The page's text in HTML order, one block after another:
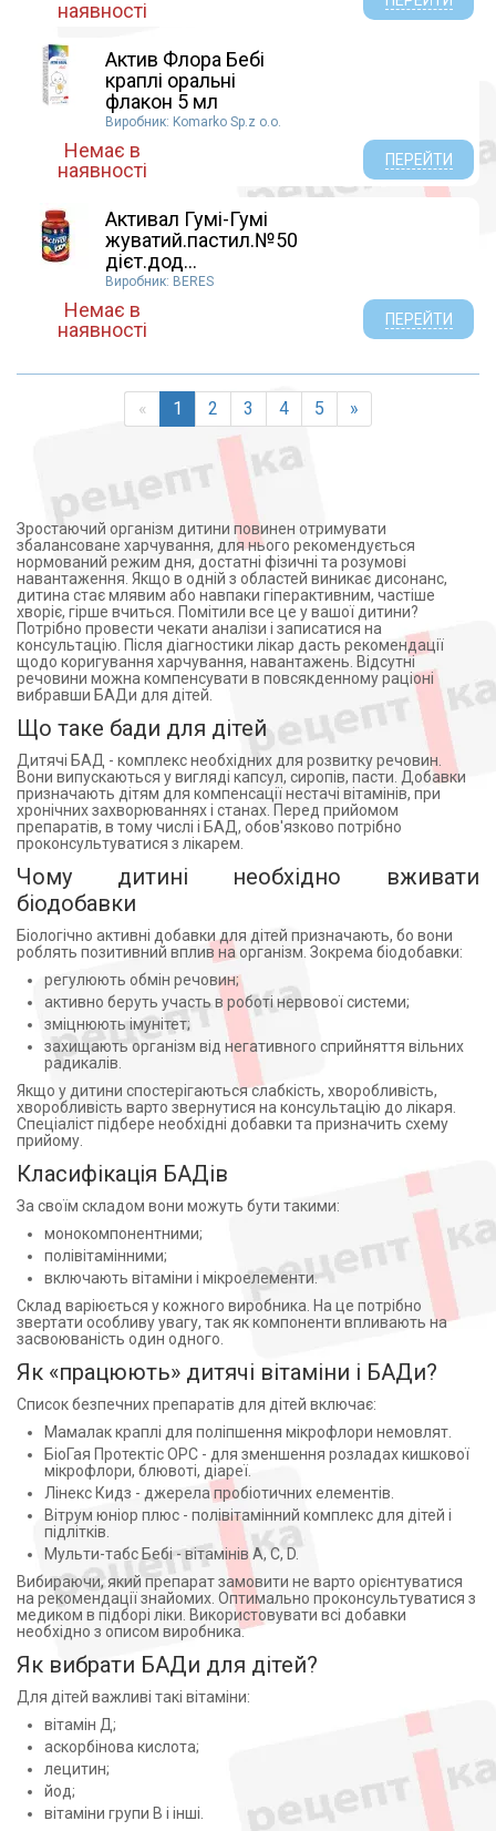
наявності
Актив Флора Бебі
краплі оральні
флакон 5 мл
Виробник: Komarko Sp.z o.o.
Немає в
наявності
ПЕРЕЙТИ
Активал Гумі-Гумі
жуватий.пастил.№50
дієт.дод...
Виробник: BERES
Немає в
наявності
ПЕРЕЙТИ
« 1 2 3 4 5 »
Зростаючий організм дитини повинен отримувати
збалансоване харчування, для нього рекомендується
нормований режим дня, достатні фізичні та розумові
навантаження. Якщо в одній з областей виникає дисонанс,
дитина стає млявим або навпаки гіперактивним, частіше
хворіє, гірше вчиться. Помітили все це у вашої дитини?
Потрібно провести чекати аналізи і записатися на
консультацію. Після діагностики лікар дасть рекомендації
щодо коригування харчування, навантажень. Відсутні
речовини можна компенсувати в повсякденному раціоні
вибравши БАДи для дітей.
Що таке бади для дітей
Дитячі БАД - комплекс необхідних для розвитку речовин.
Вони випускаються у вигляді капсул, сиропів, пасти. Добавки
призначають дітям для компенсації нестачі вітамінів, при
хронічних захворюваннях і станах. Перед прийомом
препаратів, в тому числі і БАД, обов'язково потрібно
проконсультуватися з лікарем.
Чому дитині необхідно вживати
біодобавки
Біологічно активні добавки для дітей призначають, бо вони
роблять позитивний вплив на організм. Зокрема біодобавки:
регулюють обмін речовин;
активно беруть участь в роботі нервової системи;
зміцнюють імунітет;
захищають організм від негативного сприйняття вільних
радикалів.
Якщо у дитини спостерігаються слабкість, хворобливість,
хворобливість варто звернутися на консультацію до лікаря.
Спеціаліст підбере необхідні добавки та призначить схему
прийому.
Класифікація БАДів
За своїм складом вони можуть бути такими:
монокомпонентними;
полівітамінними;
включають вітаміни і мікроелементи.
Склад варіюється у кожного виробника. На це потрібно
звертати особливу увагу, так як компоненти впливають на
засвоюваність один одного.
Як «працюють» дитячі вітаміни і БАДи?
Список безпечних препаратів для дітей включає:
Мамалак краплі для поліпшення мікрофлори немовлят.
БіоГая Протектіс ОРС - для зменшення розладах кишкової
мікрофлори, блювоті, діареї.
Лінекс Кидз - джерела пробіотичних елементів.
Вітрум юніор плюс - полівітамінний комплекс для дітей і
підлітків.
Мульти-табс Бебі - вітамінів А, С, D.
Вибираючи, який препарат замовити не варто орієнтуватися
на рекомендації знайомих. Оптимально проконсультуватися з
медиком в підборі ліки. Використовувати всі добавки
необхідно з описом виробника.
Як вибрати БАДи для дітей?
Для дітей важливі такі вітаміни:
вітамін Д;
аскорбінова кислота;
лецитин;
йод;
вітаміни групи В і інші.